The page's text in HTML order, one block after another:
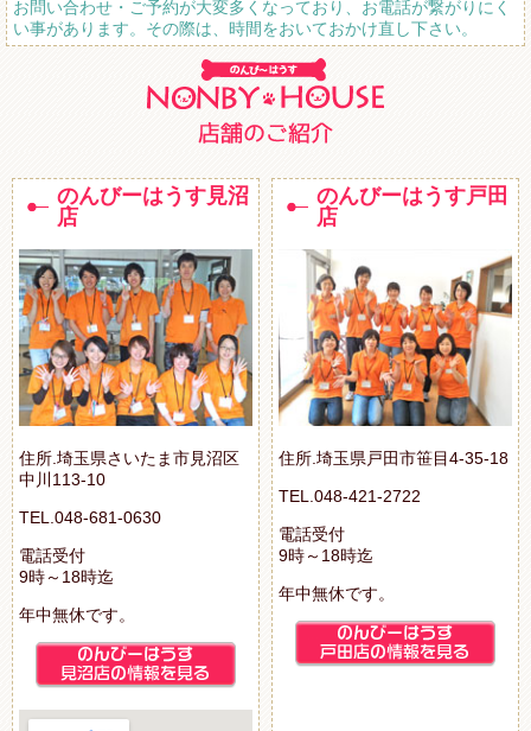
お問い合わせ・ご予約が大変多くなっており、お電話が繋がりにく
い事があります。その際は、時間をおいておかけ直し下さい。
のんびーはうす見沼
店
住所.埼玉県さいたま市見沼区
中川113-10
TEL.048-681-0630
電話受付
9時～18時迄
年中無休です。
のんびーはうす戸田
店
住所.埼玉県戸田市笹目4-35-18
TEL.048-421-2722
電話受付
9時～18時迄
年中無休です。